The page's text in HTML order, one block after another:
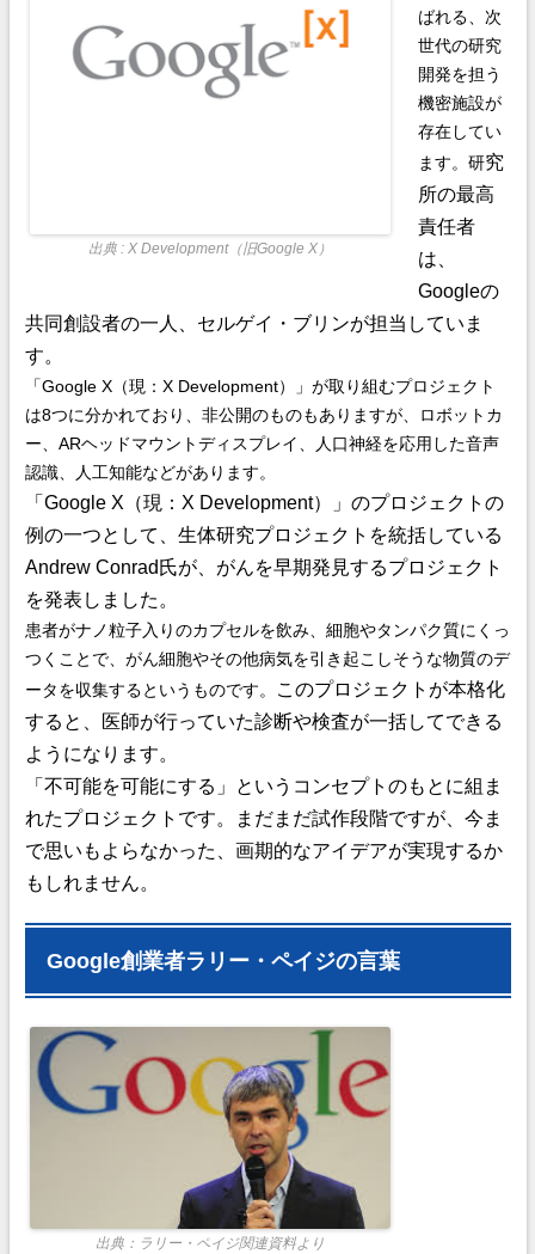
出典 : X Development（旧Google X）
ばれる、次
世代の研究
開発を担う
機密施設が
存在してい
ます。研究
所の最高
責任者
は、
Googleの
共同創設者の一人、セルゲイ・ブリンが担当していま
す。
「Google X（現：X Development）」が取り組むプロジェクト
は8つに分かれており、非公開のものもありますが、ロボットカ
ー、ARヘッドマウントディスプレイ、人口神経を応用した音声
認識、人工知能などがあります。
「Google X（現：X Development）」のプロジェクトの
例の一つとして、生体研究プロジェクトを統括している
Andrew Conrad氏が、がんを早期発見するプロジェクト
を発表しました。
患者がナノ粒子入りのカプセルを飲み、細胞やタンパク質にくっ
つくことで、がん細胞やその他病気を引き起こしそうな物質のデ
ータを収集するというものです。
このプロジェクトが本格化
すると、医師が行っていた診断や検査が一括してできる
ようになります。
「不可能を可能にする」というコンセプトのもとに組ま
れたプロジェクトです。
まだまだ試作段階ですが、今ま
で思いもよらなかった、画期的なアイデアが実現するか
もしれません。
Google創業者ラリー・ペイジの言葉
出典：ラリー・ペイジ関連資料より